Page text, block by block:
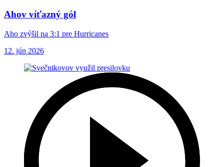
Ahov víťazný gól
Aho zvýšil na 3:1 pre Hurricanes
12. jún 2026